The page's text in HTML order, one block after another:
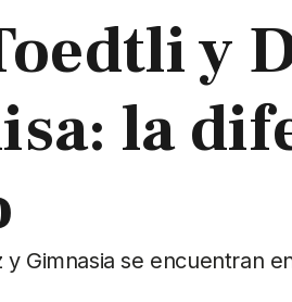
y
la
Gimnasia se encuentran